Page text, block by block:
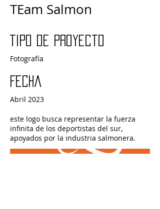
TEam Salmon
Tipo de proyecto
Fotografía
Fecha
Abril 2023
este logo busca representar la fuerza
infinita de los deportistas del sur,
apoyados por la industria salmonera.